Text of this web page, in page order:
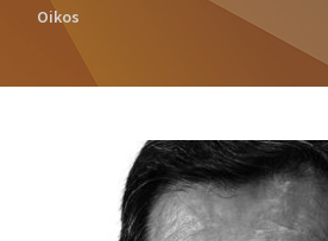
Oikos